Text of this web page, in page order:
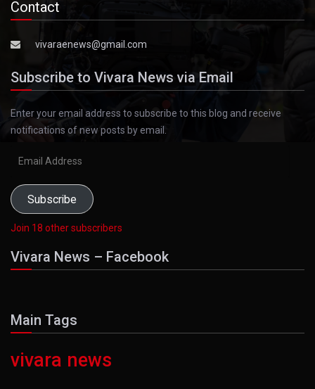
Contact
vivaraenews@gmail.com
Subscribe to Vivara News via Email
Enter your email address to subscribe to this blog and receive
notifications of new posts by email.
Subscribe
Join 18 other subscribers
Vivara News – Facebook
Main Tags
vivara news